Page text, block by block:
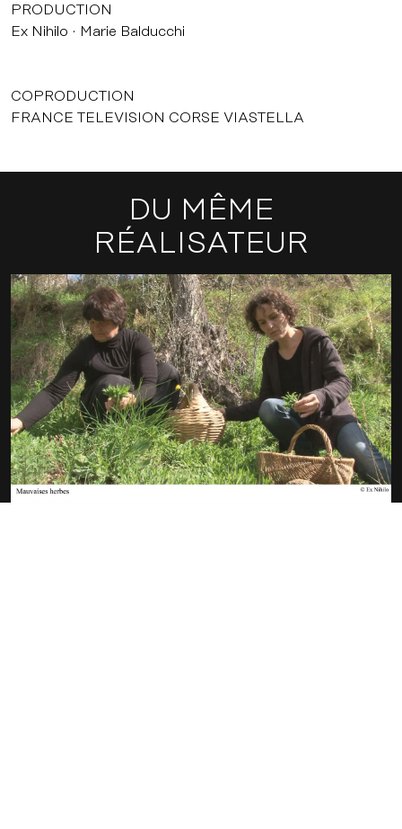
PRODUCTION
Ex Nihilo
Marie Balducchi
COPRODUCTION
FRANCE TELEVISION CORSE VIASTELLA
DU MÊME
RÉALISATEUR